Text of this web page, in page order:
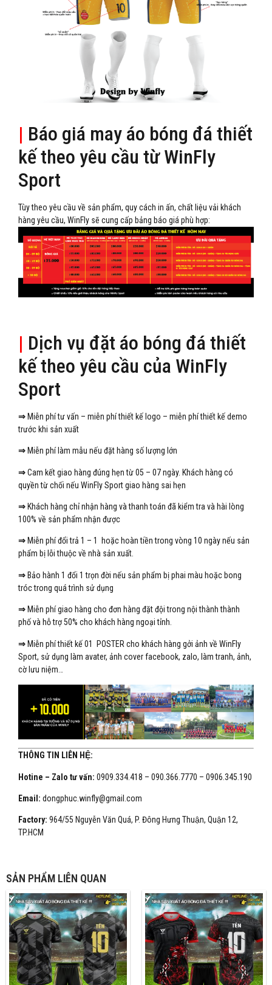
| Báo giá may áo bóng đá thiết
kế theo yêu cầu từ WinFly
Sport
Tùy theo yêu cầu về sản phẩm, quy cách in ấn, chất liệu vải khách
hàng yêu cầu, WinFly sẽ cung cấp bảng báo giá phù hợp:
| Dịch vụ đặt áo bóng đá thiết
kế theo yêu cầu của WinFly
Sport
⇒ Miễn phí tư vấn – miễn phí thiết kế logo – miễn phí thiết kế demo
trước khi sản xuất
⇒ Miễn phí làm mẫu nếu đặt hàng số lượng lớn
⇒Cam kết giao hàng đúng hẹn từ 05 – 07 ngày. Khách hàng có
quyền từ chối nếu WinFly Sport giao hàng sai hẹn
⇒ Khách hàng chỉ nhận hàng và thanh toán đã kiểm tra và hài lòng
100% về sản phẩm nhận được
⇒ Miễn phí đổi trả 1 – 1 hoặc hoàn tiền trong vòng 10 ngày nếu sản
phẩm bị lỗi thuộc về nhà sản xuất.
⇒ Bảo hành 1 đổi 1 trọn đời nếu sản phẩm bị phai màu hoặc bong
tróc trong quá trình sử dụng
⇒ Miễn phí giao hàng cho đơn hàng đặt đội trong nội thành thành
phố và hỗ trợ 50% cho khách hàng ngoại tỉnh.
⇒ Miễn phí thiết kế 01 POSTER cho khách hàng gởi ảnh về WinFly
Sport, sử dụng làm avater, ảnh cover facebook, zalo, làm tranh, ảnh,
cờ lưu niệm…
THÔNG TIN LIÊN HỆ:
Hotine – Zalo tư vấn: 0909.334.418 – 090.366.7770 – 0906.345.190
Email: dongphuc.winfly@gmail.com
Factory: 964/55 Nguyễn Văn Quá, P. Đông Hưng Thuận, Quận 12,
TP.HCM
SẢN PHẨM LIÊN QUAN